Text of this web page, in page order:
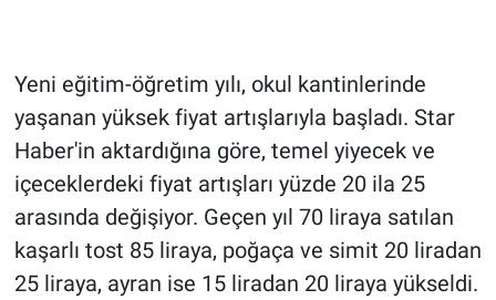
Yeni eğitim-öğretim yılı, okul kantinlerinde
yaşanan yüksek fiyat artışlarıyla başladı. Star
Haber'in aktardığına göre, temel yiyecek ve
içeceklerdeki fiyat artışları yüzde 20 ila 25
arasında değişiyor. Geçen yıl 70 liraya satılan
kaşarlı tost 85 liraya, poğaça ve simit 20 liradan
25 liraya, ayran ise 15 liradan 20 liraya yükseldi.
Gündem Özel
Günün görüntüsü
Haber
İlan